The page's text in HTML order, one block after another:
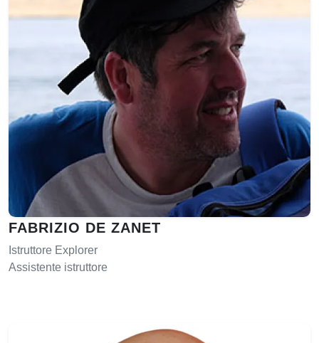
FABRIZIO DE ZANET
Istruttore Explorer
Assistente istruttore